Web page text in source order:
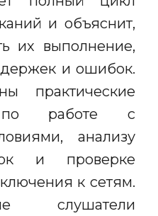
и объяснит,
их выполнение,
и ошибок.
практические
по работе с
анализу
и проверке
к сетям.
слушатели